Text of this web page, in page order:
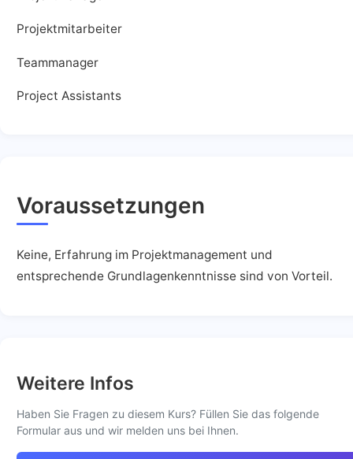
Projektmitarbeiter
Teammanager
Project Assistants
Voraussetzungen
Keine, Erfahrung im Projektmanagement und
entsprechende Grundlagenkenntnisse sind von Vorteil.
Weitere Infos
Haben Sie Fragen zu diesem Kurs? Füllen Sie das folgende
Formular aus und wir melden uns bei Ihnen.